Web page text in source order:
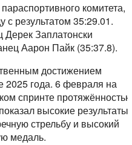
комитета,
с результатом 35:29.01.
Дерек Заплатонски
Аарон Пайк (35:37.8).
достижением
2025 года. 6 февраля на
спринте
высокие результаты.
стрельбу и высокий
медаль.